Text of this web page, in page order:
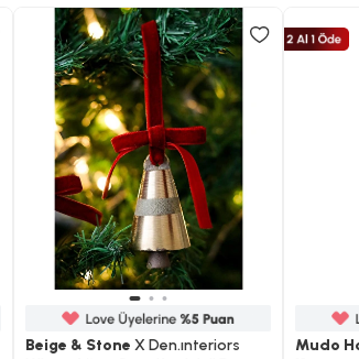
Beige & Stone X Den.ınteriors
Mudo